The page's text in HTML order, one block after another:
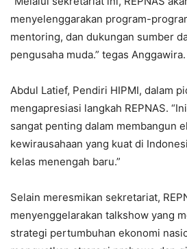
menyelenggarakan program-
mentoring, dan dukungan sumber
pengusaha muda.” tegas Anggawira.
Abdul Latief, Pendiri HIPMI, dalam
mengapresiasi langkah REPNAS.
sangat penting dalam membangun
kewirausahaan yang kuat di
kelas menengah baru.”
Selain meresmikan sekretariat,
menyenggelarakan talkshow yang
strategi pertumbuhan ekonomi